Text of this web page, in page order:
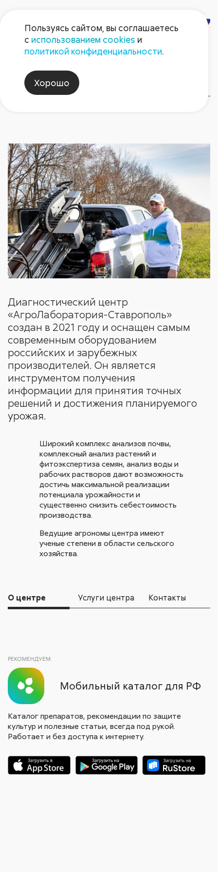
АгроЛаборатория-
Ставрополь
Диагностический центр
«АгроЛаборатория-Ставрополь»
создан в 2021 году и оснащен самым
современным оборудованием
российских и зарубежных
производителей. Он является
инструментом получения
информации для принятия точных
решений и достижения планируемого
урожая.
Широкий комплекс анализов почвы,
комплексный анализ растений и
фитоэкспертиза семян, анализ воды и
рабочих растворов дают возможность
достичь максимальной реализации
потенциала урожайности и
существенно снизить себестоимость
производства.
Ведущие агрономы центра имеют
ученые степени в области сельского
хозяйства.
О центре Услуги центра Контакты
РЕКОМЕНДУЕМ:
Мобильный каталог для РФ
Каталог препаратов, рекомендации по защите
культур и полезные статьи, всегда под рукой.
Работает и без доступа к интернету.
Пользуясь сайтом, вы соглашаетесь
с использованием cookies и
политикой конфиденциальности.
Хорошо